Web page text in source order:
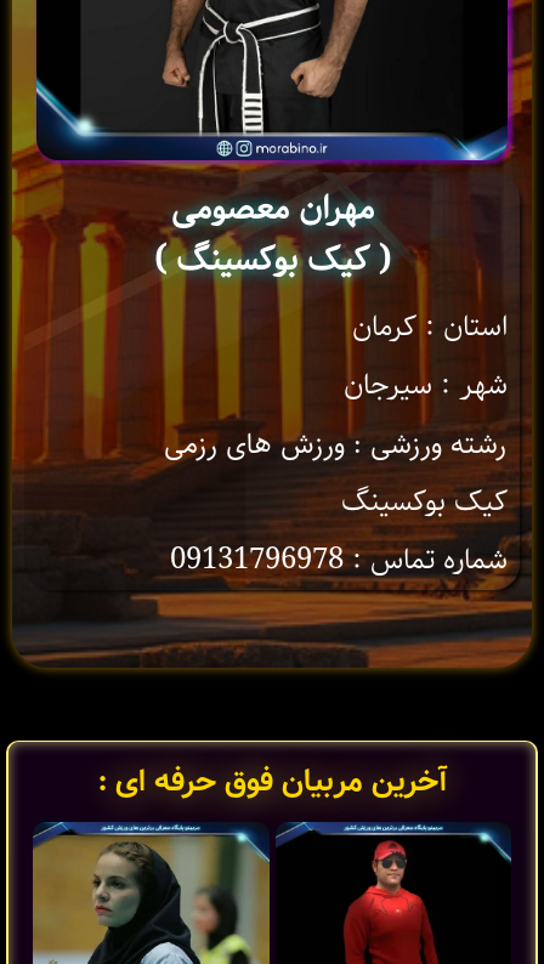
مهران معصومی
( کیک بوکسینگ )
استان : کرمان
شهر : سیرجان
رشته ورزشی : ورزش های رزمی
کیک بوکسینگ
شماره تماس : 09131796978
آخرین مربیان فوق حرفه ای :